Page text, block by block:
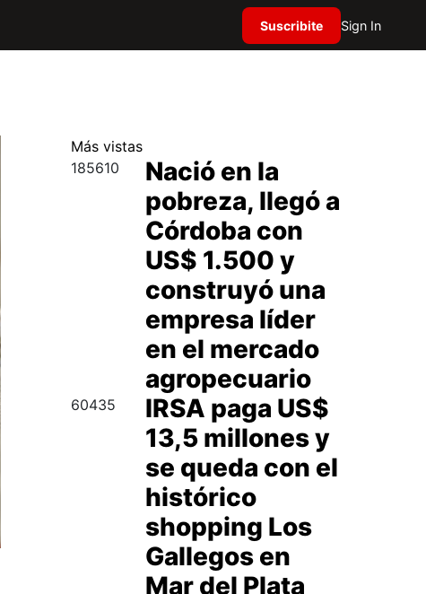
Suscribite Sign In
Más vistas
185610
Nació en la
pobreza, llegó a
Córdoba con
US$ 1.500 y
construyó una
empresa líder
en el mercado
agropecuario
60435
IRSA paga US$
13,5 millones y
se queda con el
histórico
shopping Los
Gallegos en
Mar del Plata